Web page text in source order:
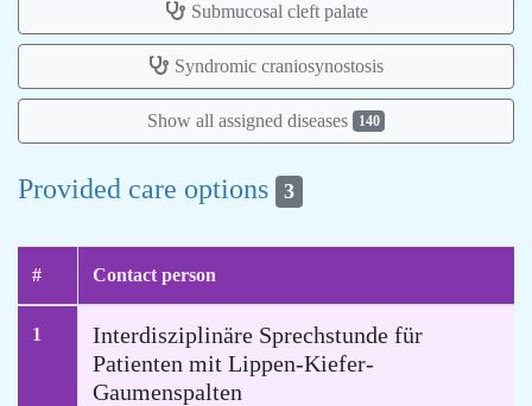
Submucosal cleft palate
Syndromic craniosynostosis
Show all assigned diseases 140
Provided care options 3
# Contact person
1
Interdisziplinäre Sprechstunde für
Patienten mit Lippen-Kiefer-
Gaumenspalten